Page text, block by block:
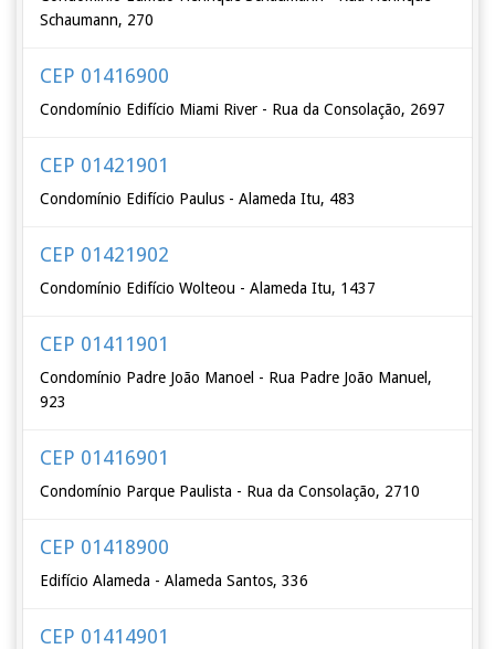
Schaumann, 270
CEP 01416900
Condomínio Edifício Miami River - Rua da Consolação, 2697
CEP 01421901
Condomínio Edifício Paulus - Alameda Itu, 483
CEP 01421902
Condomínio Edifício Wolteou - Alameda Itu, 1437
CEP 01411901
Condomínio Padre João Manoel - Rua Padre João Manuel,
923
CEP 01416901
Condomínio Parque Paulista - Rua da Consolação, 2710
CEP 01418900
Edifício Alameda - Alameda Santos, 336
CEP 01414901